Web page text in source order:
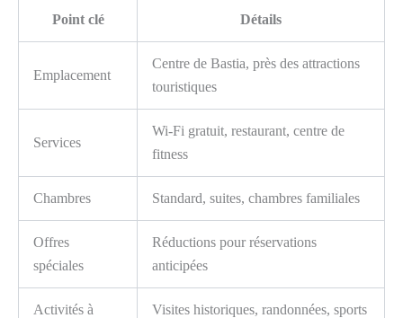
Point clé Détails
Emplacement
Centre de Bastia, près des attractions
touristiques
Services
Wi-Fi gratuit, restaurant, centre de
fitness
Chambres Standard, suites, chambres familiales
Offres
spéciales
Réductions pour réservations
anticipées
Activités à
Visites historiques, randonnées, sports